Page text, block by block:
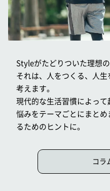
Styleがたどりついた理想の
それは、人をつくる、人
考えます。
現代的な生活習慣によっ
悩みをテーマごとにまとめ
るためのヒントに。
コラ